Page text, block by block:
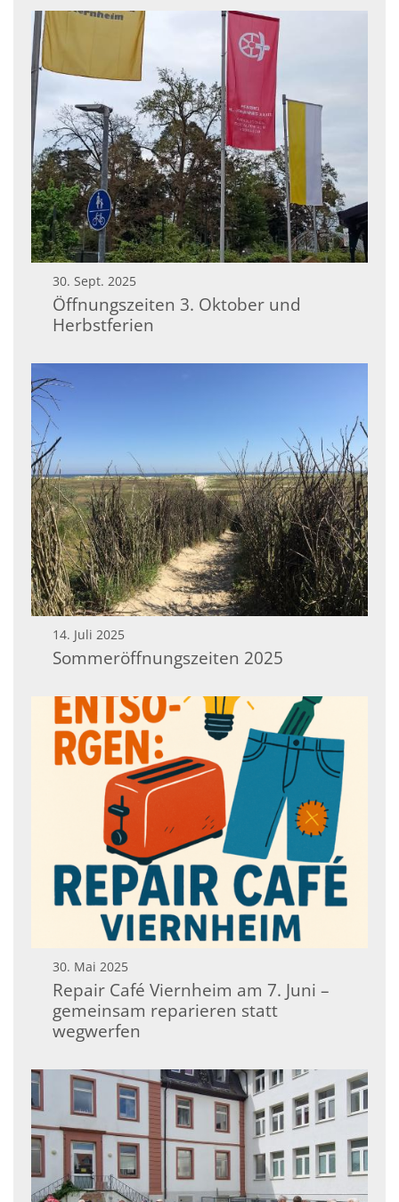
30. Sept. 2025
Öffnungszeiten 3. Oktober und
Herbstferien
14. Juli 2025
Sommeröffnungszeiten 2025
30. Mai 2025
Repair Café Viernheim am 7. Juni –
gemeinsam reparieren statt
wegwerfen